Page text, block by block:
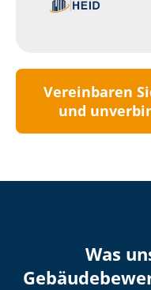
Vereinbaren
und
Was